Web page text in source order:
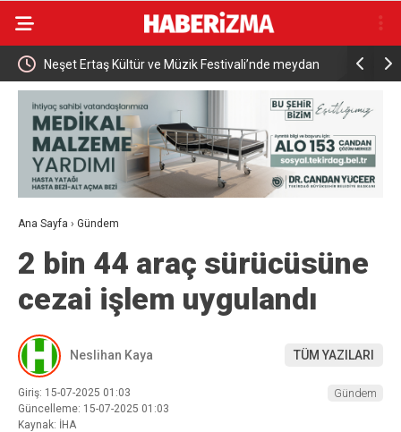
Neşet Ertaş Kültür ve Müzik Festivali’nde meydan
doldu taştı
Fetih
Ana Sayfa › Gündem
2 bin 44 araç sürücüsüne
cezai işlem uygulandı
Neslihan Kaya TÜM YAZILARI
Giriş: 15-07-2025 01:03
Güncelleme: 15-07-2025 01:03
Kaynak: İHA
Gündem